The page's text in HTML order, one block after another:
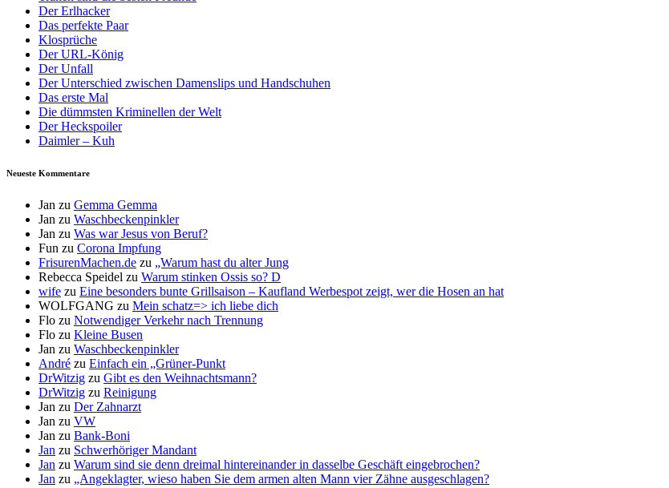
Der Erlhacker
Das perfekte Paar
Klosprüche
Der URL-König
Der Unfall
Der Unterschied zwischen Damenslips und Handschuhen
Das erste Mal
Die dümmsten Kriminellen der Welt
Der Heckspoiler
Daimler – Kuh
Neueste Kommentare
Jan zu Gemma Gemma
Jan zu Waschbeckenpinkler
Jan zu Was war Jesus von Beruf?
Fun zu Corona Impfung
FrisurenMachen.de zu „Warum hast du alter Jung
Rebecca Speidel zu Warum stinken Ossis so? D
wife zu Eine besonders bunte Grillsaison – Kaufland Werbespot zeigt, wer die Hosen an hat
WOLFGANG zu Mein schatz=> ich liebe dich
Flo zu Notwendiger Verkehr nach Trennung
Flo zu Kleine Busen
Jan zu Waschbeckenpinkler
André zu Einfach ein „Grüner-Punkt
DrWitzig zu Gibt es den Weihnachtsmann?
DrWitzig zu Reinigung
Jan zu Der Zahnarzt
Jan zu VW
Jan zu Bank-Boni
Jan zu Schwerhöriger Mandant
Jan zu Warum sind sie denn dreimal hintereinander in dasselbe Geschäft eingebrochen?
Jan zu „Angeklagter, wieso haben Sie dem armen alten Mann vier Zähne ausgeschlagen?